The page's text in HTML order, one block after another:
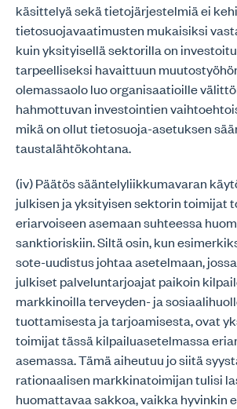
käsittelyä sekä tietojärjestelmiä ei
tietosuojavaatimusten mukaisiksi
kuin yksityisellä sektorilla on
tarpeelliseksi havaittuun
olemassaolo luo organisaatioille
hahmottuvan investointien
mikä on ollut tietosuoja-asetuksen
taustalähtökohtana.
(iv) Päätös sääntelyliikkumavaran
julkisen ja yksityisen sektorin toimijat
eriarvoiseen asemaan suhteessa
sanktioriskiin. Siltä osin, kun
sote-uudistus johtaa asetelmaan,
julkiset palveluntarjoajat paikoin
markkinoilla terveyden- ja
tuottamisesta ja tarjoamisesta, ovat
toimijat tässä kilpailuasetelmassa
asemassa. Tämä aiheutuu jo siitä
rationaalisen markkinatoimijan tulisi
huomattavaa sakkoa, vaikka hyvinkin